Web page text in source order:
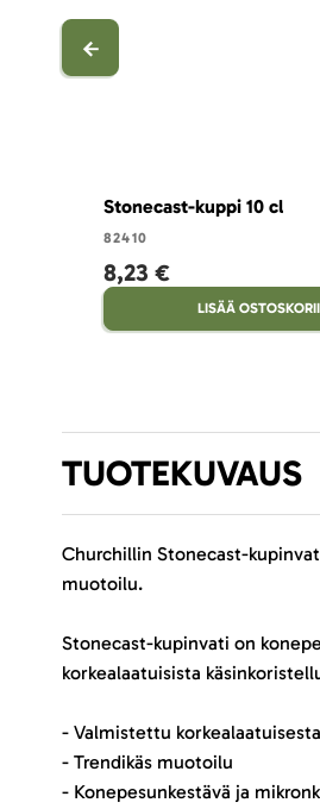
Stonecast-kuppi 10 cl
82410
8,23 €
LISÄÄ
TUOTEKUVAUS
Churchillin Stonecast-
muotoilu.
Stonecast-kupinvati on
korkealaatuisista
- Valmistettu
- Trendikäs muotoilu
- Konepesunkestävä ja